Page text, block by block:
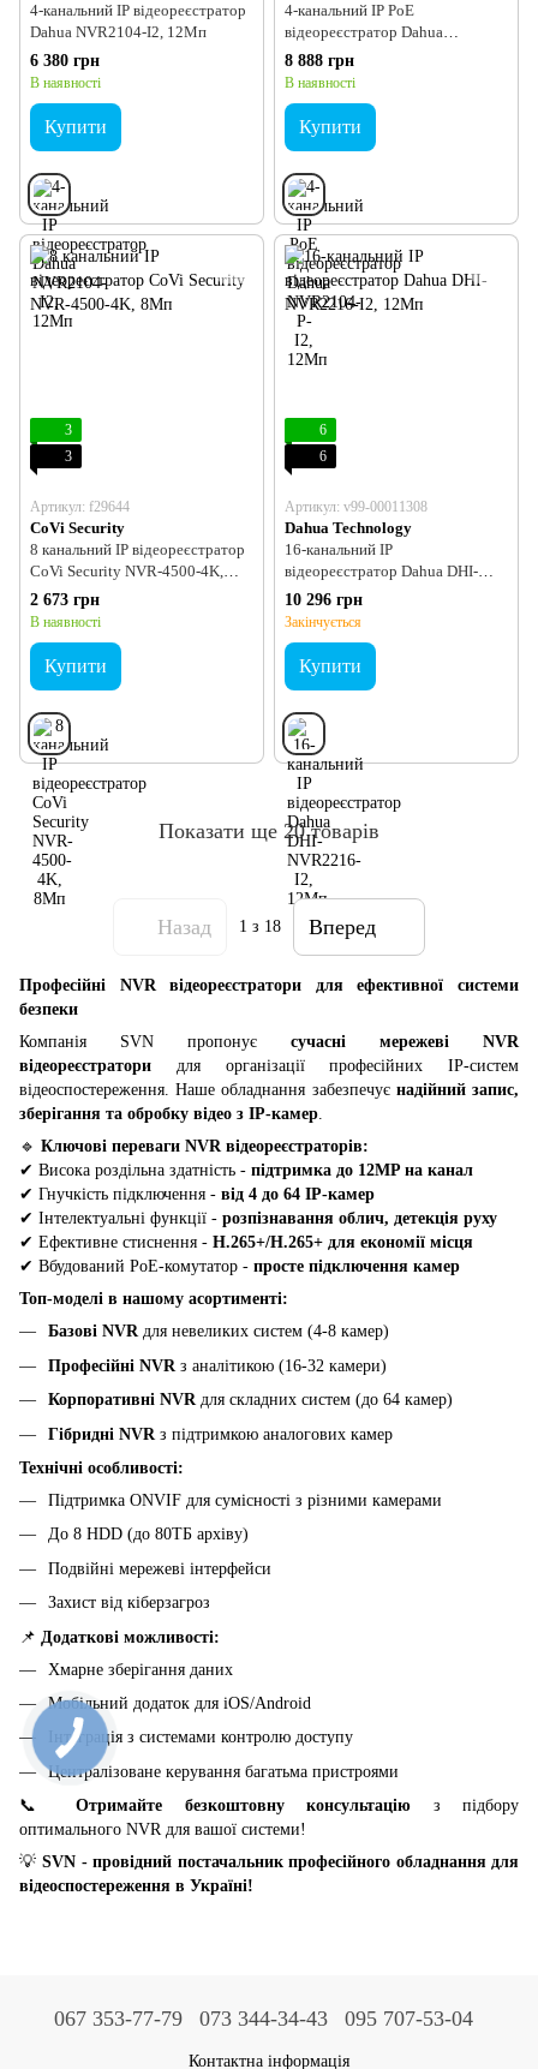
Професійні NVR відеореєстратори для ефективної системи
безпеки
Компанія SVN пропонує сучасні мережеві NVR
відеореєстратори для організації професійних IP-систем
відеоспостереження. Наше обладнання забезпечує надійний запис,
зберігання та обробку відео з IP-камер.
🔹 Ключові переваги NVR відеореєстраторів:
✔ Висока роздільна здатність - підтримка до 12MP на канал
✔ Гнучкість підключення - від 4 до 64 IP-камер
✔ Інтелектуальні функції - розпізнавання облич, детекція руху
✔ Ефективне стиснення - H.265+/H.265+ для економії місця
✔ Вбудований PoE-комутатор - просте підключення камер
Топ-моделі в нашому асортименті:
Базові NVRдля невеликих систем (4-8 камер)
Професійні NVR з аналітикою (16-32 камери)
Корпоративні NVRдля складних систем (до 64 камер)
Гібридні NVR з підтримкою аналогових камер
Технічні особливості:
Підтримка ONVIF для сумісності з різними камерами
До 8 HDD (до 80ТБ архіву)
Подвійні мережеві інтерфейси
Захист від кіберзагроз
📌 Додаткові можливості:
Хмарне зберігання даних
Мобільний додаток для iOS/Android
Інтеграція з системами контролю доступу
Централізоване керування багатьма пристроями
📞 Отримайте безкоштовну консультацію з підбору
оптимального NVR для вашої системи!
💡 SVN - провідний постачальник професійного обладнання для
відеоспостереження в Україні!
4-канальний IP відеореєстратор
Dahua NVR2104-I2, 12Мп
6 380 грн
В наявності
Купити
4-канальний IP PoE
відеореєстратор Dahua
NVR2104-P-I2, 12Мп
8 888 грн
В наявності
Купити
3
3
Артикул: f29644
CoVi Security
8 канальний IP відеореєстратор
CoVi Security NVR-4500-4K,
8Мп
2 673 грн
В наявності
Купити
6
6
Артикул: v99-00011308
Dahua Technology
16-канальний IP
відеореєстратор Dahua DHI-
NVR2216-I2, 12Мп
10 296 грн
Закінчується
Купити
Показати ще 20 товарів
Назад 1 з 18 Вперед
067 353-77-79 073 344-34-43 095 707-53-04
Контактна інформація